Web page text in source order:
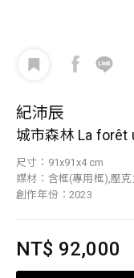
紀沛辰
城市森林 La forêt
尺寸：91x91x4 cm
媒材：含框(專用框),壓
創作年份：2023
NT$ 92,000